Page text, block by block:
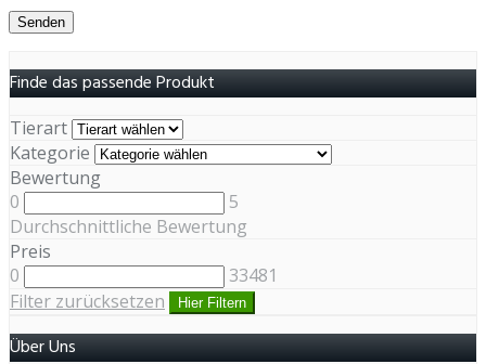
Finde das passende Produkt
Tierart
Kategorie
Bewertung
0
5
Durchschnittliche Bewertung
Preis
0
33481
Filter zurücksetzen
Hier Filtern
Über Uns